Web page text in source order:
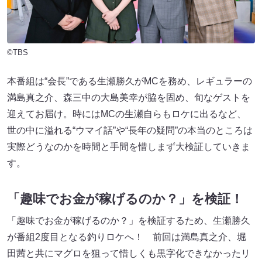
©TBS
本番組は“会長”である生瀬勝久がMCを務め、レギュラーの
満島真之介、森三中の大島美幸が脇を固め、旬なゲストを
迎えてお届け。時にはMCの生瀬自らもロケに出るなど、
世の中に溢れる“ウマイ話”や“長年の疑問”の本当のところは
実際どうなのかを時間と手間を惜しまず大検証していきま
す。
「趣味でお金が稼げるのか？」を検証！
「趣味でお金が稼げるのか？」を検証するため、生瀬勝久
が番組2度目となる釣りロケへ！ 前回は満島真之介、堀
田茜と共にマグロを狙って惜しくも黒字化できなかったリ